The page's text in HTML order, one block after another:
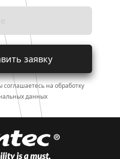
заявку
соглашаетесь на обработку
данных